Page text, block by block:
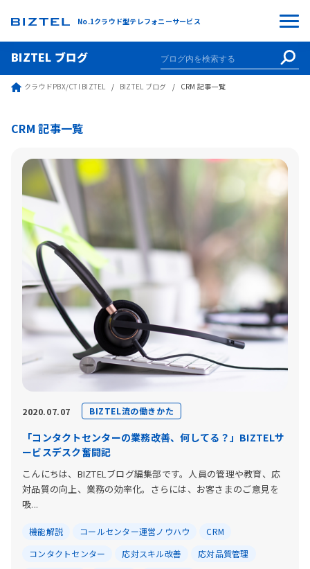
No.1クラウド型テレフォニーサービス
BIZTEL ブログ
クラウドPBX/CTI BIZTEL BIZTEL ブログ CRM 記事一覧
CRM 記事一覧
2020.07.07 BIZTEL流の働きかた
「コンタクトセンターの業務改善、何してる？」BIZTELサ
ービスデスク奮闘記
こんにちは、BIZTELブログ編集部です。人員の管理や教育、応
対品質の向上、業務の効率化。さらには、お客さまのご意見を
吸...
機能解説 コールセンター運営ノウハウ
CRM
コンタクトセンター
応対スキル改善
応対品質管理